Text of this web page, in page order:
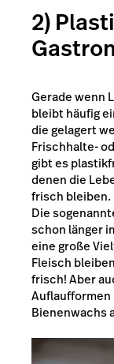
2)
Gerade wenn
bleibt häufig
die gelagert
Frischhalte-
gibt es
denen die
frisch bleiben.
Die
schon länger
eine große
Fleisch
frisch! Aber
Auflaufformen
Bienenwachs